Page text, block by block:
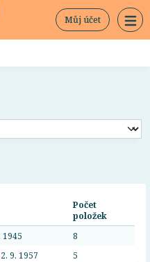
Můj účet
Počet
položek
8
9. 1957
5